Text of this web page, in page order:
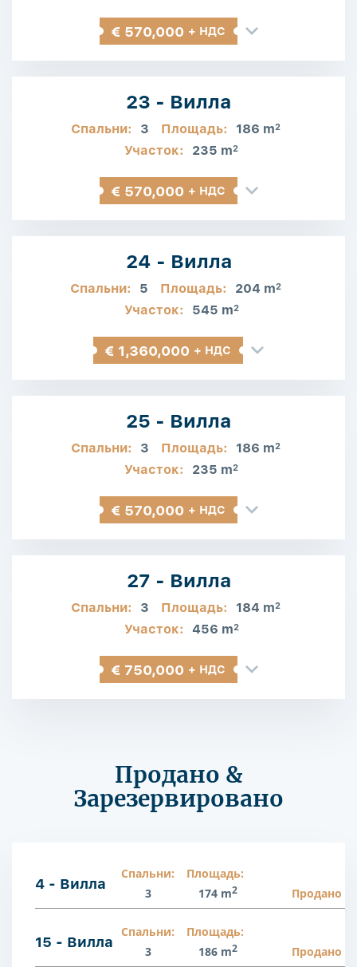
€ 570,000 + НДС
23 - Вилла
Спальни: 3 Площадь: 186 m2
Участок: 235 m2
€ 570,000 + НДС
24 - Вилла
Спальни: 5 Площадь: 204 m2
Участок: 545 m2
€ 1,360,000 + НДС
25 - Вилла
Спальни: 3 Площадь: 186 m2
Участок: 235 m2
€ 570,000 + НДС
27 - Вилла
Спальни: 3 Площадь: 184 m2
Участок: 456 m2
€ 750,000 + НДС
Продано &
Зарезервировано
4 - Вилла
Спальни:
3
Площадь:
174 m2 Продано
15 - Вилла
Спальни:
3
Площадь:
186 m2 Продано